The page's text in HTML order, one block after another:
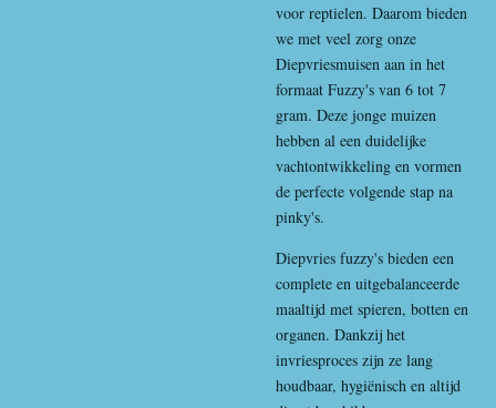
voor reptielen. Daarom bieden
we met veel zorg onze
Diepvriesmuisen aan in het
formaat Fuzzy's van 6 tot 7
gram. Deze jonge muizen
hebben al een duidelijke
vachtontwikkeling en vormen
de perfecte volgende stap na
pinky's.
Diepvries fuzzy's bieden een
complete en uitgebalanceerde
maaltijd met spieren, botten en
organen. Dankzij het
invriesproces zijn ze lang
houdbaar, hygiënisch en altijd